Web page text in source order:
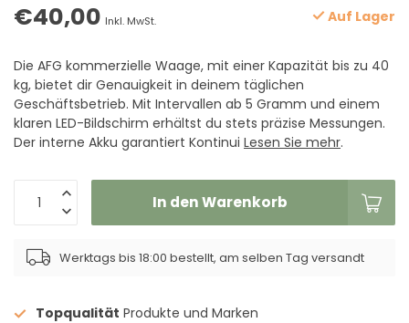
€40,00 Inkl. MwSt. Auf Lager
Die AFG kommerzielle Waage, mit einer Kapazität bis zu 40
kg, bietet dir Genauigkeit in deinem täglichen
Geschäftsbetrieb. Mit Intervallen ab 5 Gramm und einem
klaren LED-Bildschirm erhältst du stets präzise Messungen.
Der interne Akku garantiert Kontinui Lesen Sie mehr.
In den Warenkorb
Werktags bis 18:00 bestellt, am selben Tag versandt
Topqualität Produkte und Marken